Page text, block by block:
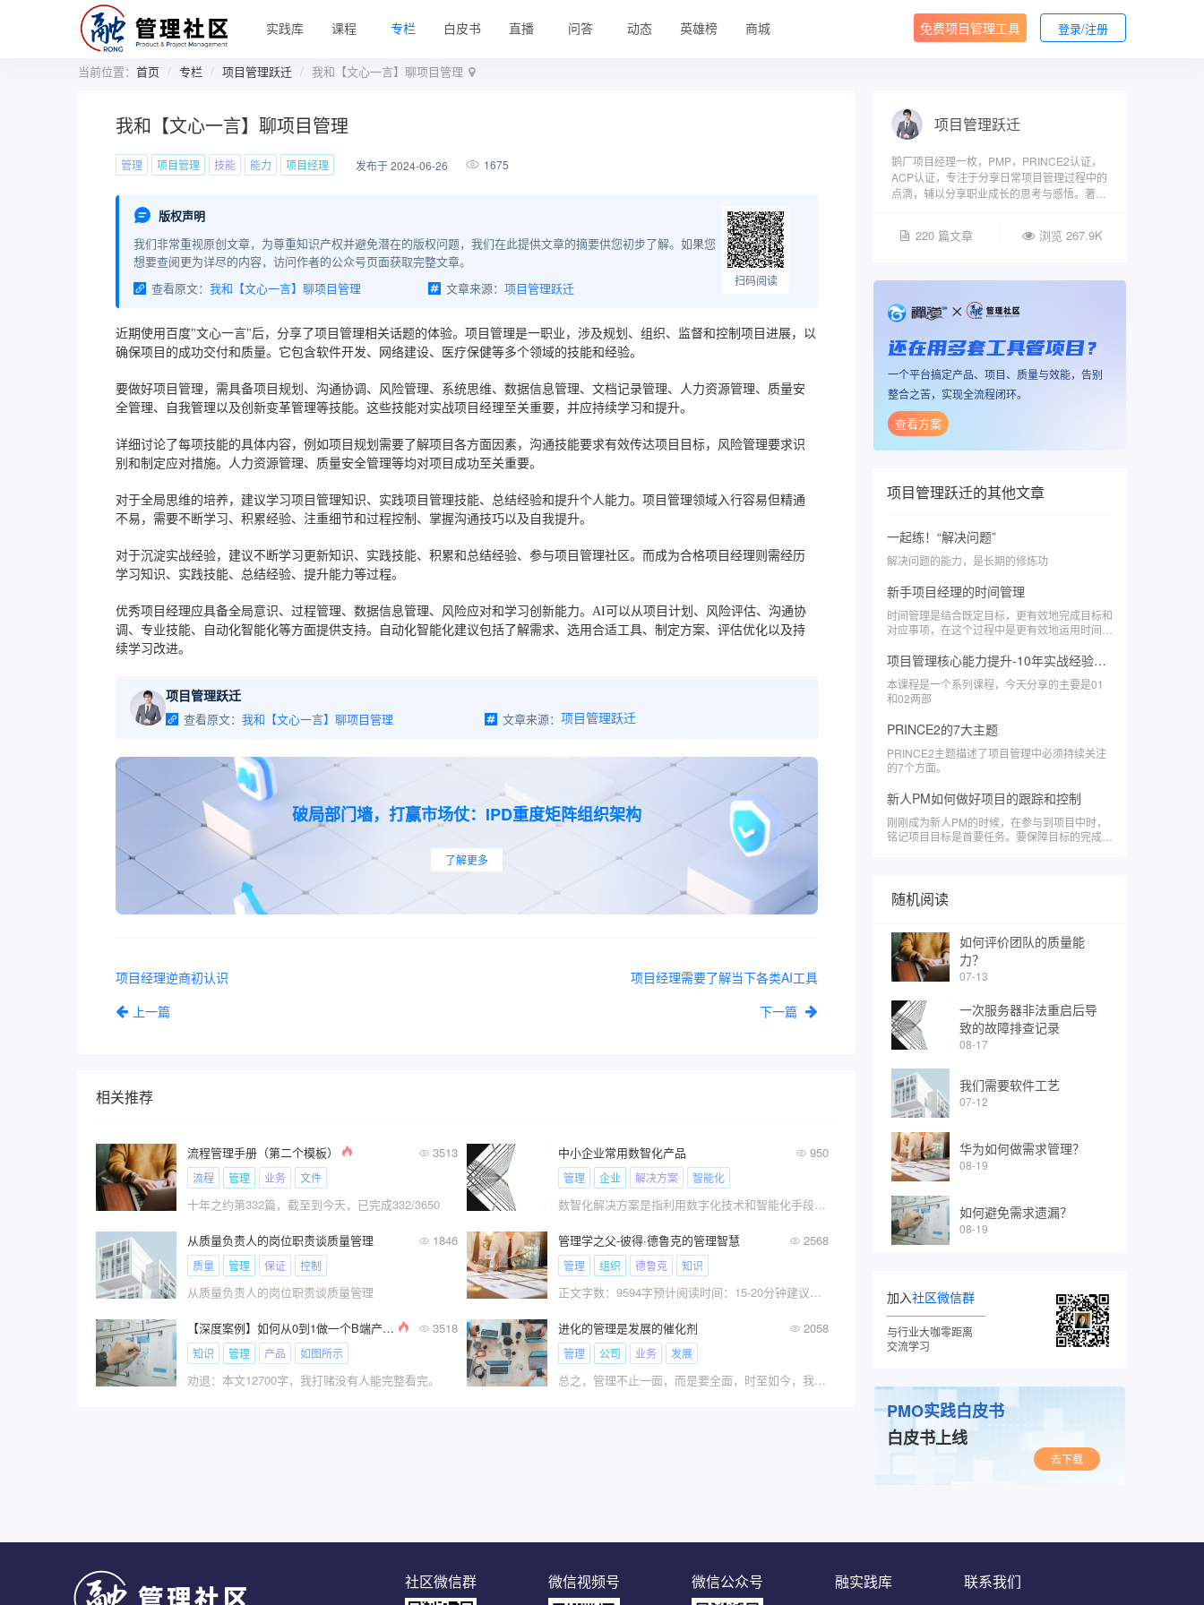
实践库 课程 专栏 白皮书 直播 问答 动态 英雄榜 商城 免费项目管理工具 登录/注册
当前位置： 首页 专栏 项目管理跃迁 我和【文心一言】聊项目管理
我和【文心一言】聊项目管理
管理 项目管理 技能 能力 项目经理 发布于 2024-06-26 1675
版权声明
我们非常重视原创文章，为尊重知识产权并避免潜在的版权问题，我们在此提供文章的摘要供您初步了解。如果您
想要查阅更为详尽的内容，访问作者的公众号页面获取完整文章。
查看原文： 我和【文心一言】聊项目管理 文章来源： 项目管理跃迁 扫码阅读
近期使用百度"文心一言"后，分享了项目管理相关话题的体验。项目管理是一职业，涉及规划、组织、监督和控制项目进展，以
确保项目的成功交付和质量。它包含软件开发、网络建设、医疗保健等多个领域的技能和经验。
要做好项目管理，需具备项目规划、沟通协调、风险管理、系统思维、数据信息管理、文档记录管理、人力资源管理、质量安
全管理、自我管理以及创新变革管理等技能。这些技能对实战项目经理至关重要，并应持续学习和提升。
详细讨论了每项技能的具体内容，例如项目规划需要了解项目各方面因素，沟通技能要求有效传达项目目标，风险管理要求识
别和制定应对措施。人力资源管理、质量安全管理等均对项目成功至关重要。
对于全局思维的培养，建议学习项目管理知识、实践项目管理技能、总结经验和提升个人能力。项目管理领域入行容易但精通
不易，需要不断学习、积累经验、注重细节和过程控制、掌握沟通技巧以及自我提升。
对于沉淀实战经验，建议不断学习更新知识、实践技能、积累和总结经验、参与项目管理社区。而成为合格项目经理则需经历
学习知识、实践技能、总结经验、提升能力等过程。
优秀项目经理应具备全局意识、过程管理、数据信息管理、风险应对和学习创新能力。AI可以从项目计划、风险评估、沟通协
调、专业技能、自动化智能化等方面提供支持。自动化智能化建议包括了解需求、选用合适工具、制定方案、评估优化以及持
续学习改进。
项目管理跃迁
查看原文： 我和【文心一言】聊项目管理 文章来源： 项目管理跃迁
破局部门墙，打赢市场仗：IPD重度矩阵组织架构
了解更多
项目经理逆商初认识
上一篇
项目经理需要了解当下各类AI工具
下一篇
相关推荐
流程管理手册（第二个模板） 3513
流程 管理 业务 文件
十年之约第332篇，截至到今天，已完成332/3650
中小企业常用数智化产品 950
管理 企业 解决方案 智能化
数智化解决方案是指利用数字化技术和智能化手段，通过数据的收集、分析和处理，提升企业或组织的管理效率和决策水平，从而实现业务优化和创新的综合性解决方案。
从质量负责人的岗位职责谈质量管理 1846
质量 管理 保证 控制
从质量负责人的岗位职责谈质量管理
管理学之父-彼得·德鲁克的管理智慧 2568
管理 组织 德鲁克 知识
正文字数：9594字预计阅读时间：15-20分钟建议收藏备用彼得·德鲁克，被誉为现代管理学的奠基
【深度案例】如何从0到1做一个B端产品？ 3518
知识 管理 产品 如图所示
劝退：本文12700字，我打赌没有人能完整看完。​
进化的管理是发展的催化剂 2058
管理 公司 业务 发展
总之，管理不止一面，而是要全面，时至如今，我们尚不能说人类社会已经全面地掌握了管理这门科学，但是我们有幸看到它在实践中不断的发展和完善，推动这个社会一直向前发展。
项目管理跃迁
鹅厂项目经理一枚，PMP，PRINCE2认证，
ACP认证，专注于分享日常项目管理过程中的
点滴，辅以分享职业成长的思考与感悟。著有
220 篇文章 浏览 267.9K
还在用多套工具管项目？
一个平台搞定产品、项目、质量与效能，告别
整合之苦，实现全流程闭环。
查看方案
项目管理跃迁的其他文章
一起练！“解决问题”
解决问题的能力，是长期的修炼功
新手项目经理的时间管理
时间管理是结合既定目标，更有效地完成目标和
对应事项，在这个过程中是更有效地运用时间。
进行的自我管理，所以时间管理更确切地说是个
人的精力管理。\x0d\x0a\x0d\x0a这才是时间管
理的本质！
项目管理核心能力提升-10年实战经验沉淀（1和2）
本课程是一个系列课程，今天分享的主要是01
和02两部
PRINCE2的7大主题
PRINCE2主题描述了项目管理中必须持续关注
的7个方面。
新人PM如何做好项目的跟踪和控制
刚刚成为新人PM的时候，在参与到项目中时，
铭记项目目标是首要任务。要保障目标的完成和
握的能力之一。
随机阅读
如何评价团队的质量能
力？
07-13
一次服务器非法重启后导
致的故障排查记录
08-17
我们需要软件工艺
07-12
华为如何做需求管理？
08-19
如何避免需求遗漏？
08-19
加入社区微信群
与行业大咖零距离
交流学习
PMO实践白皮书
白皮书上线
去下载
联系我们
融实践库
微信公众号
微信视频号
社区微信群